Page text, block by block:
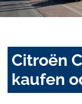
Citroën
kaufen